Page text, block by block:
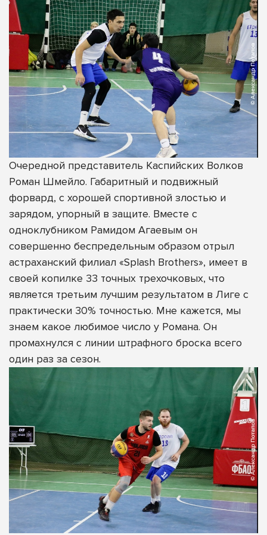
Очередной представитель Каспийских Волков
Роман Шмейло. Габаритный и подвижный
форвард, с хорошей спортивной злостью и
зарядом, упорный в защите. Вместе с
одноклубником Рамидом Агаевым он
совершенно беспредельным образом отрыл
астраханский филиал «Splash Brothers», имеет в
своей копилке 33 точных трехочковых, что
является третьим лучшим результатом в Лиге с
практически 30% точностью. Мне кажется, мы
знаем какое любимое число у Романа. Он
промахнулся с линии штрафного броска всего
один раз за сезон.